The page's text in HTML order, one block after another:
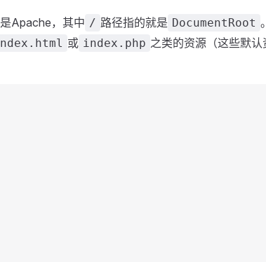
Apache，其中 / 路径指的就是 DocumentRoot
或 index.php 之类的资源（这些默